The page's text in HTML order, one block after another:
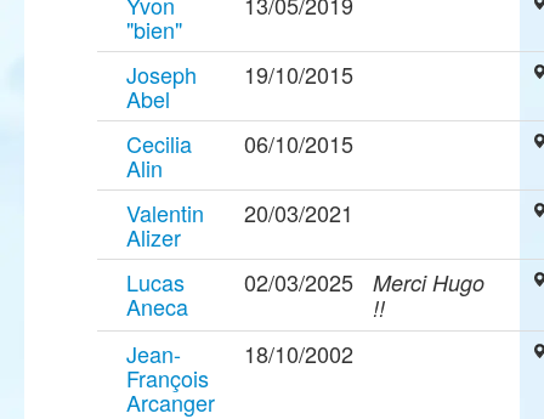
"bien"
Joseph
Abel
19/10/2015
Cecilia
Alin
06/10/2015
Valentin
Alizer
20/03/2021
Lucas
Aneca
02/03/2025
Merci Hugo
!!
Jean-
François
Arcanger
18/10/2002